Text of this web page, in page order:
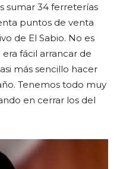
sumar 34 ferreterías
puntos de venta
de El Sabio. No es
fácil arrancar de
más sencillo hacer
Tenemos todo muy
en cerrar los del